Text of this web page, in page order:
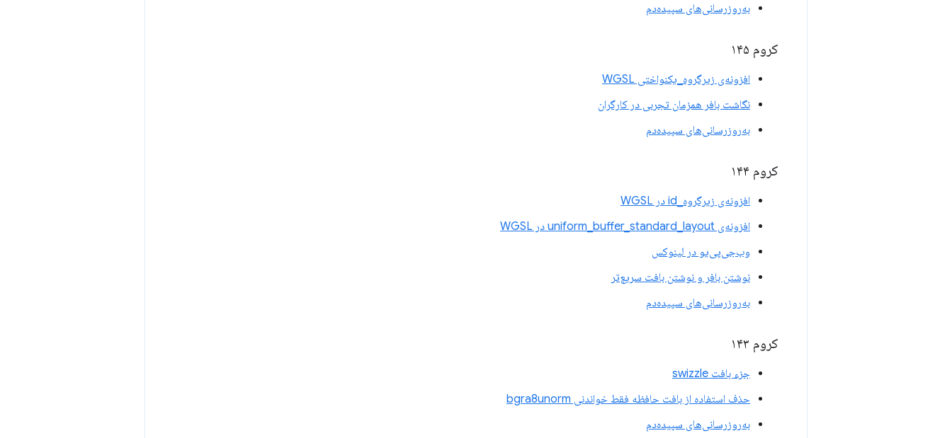
به‌روزرسانی‌های سپیده‌دم
کروم ۱۴۵
افزونه‌ی زیرگروه_یکنواختی WGSL
نگاشت بافر همزمان تجربی در کارگران
به‌روزرسانی‌های سپیده‌دم
کروم ۱۴۴
افزونه‌ی زیرگروه_id در WGSL
افزونه‌ی uniform_buffer_standard_layout در WGSL
وب‌جی‌پی‌یو در لینوکس
نوشتن بافر و نوشتن بافت سریع‌تر
به‌روزرسانی‌های سپیده‌دم
کروم ۱۴۳
جزء بافت swizzle
حذف استفاده از بافت حافظه فقط خواندنی bgra8unorm
به‌روزرسانی‌های سپیده‌دم